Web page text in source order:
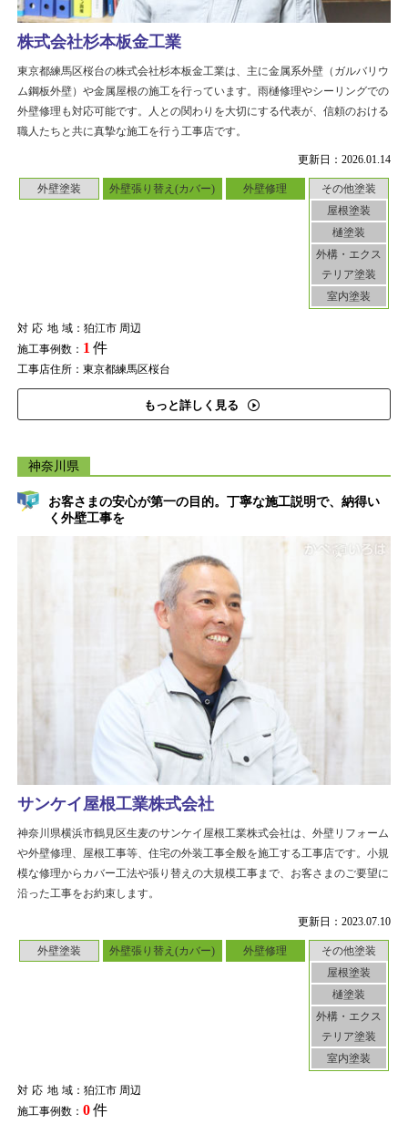
更新日：2026.01.14
外壁塗装 外壁張り替え(カバー) 外壁修理
その他塗装
屋根塗装
樋塗装
外構・エクス
テリア塗装
室内塗装
対応地域：狛江市 周辺
施工事例数： 1 件
工事店住所：東京都練馬区桜台
もっと詳しく見る
株式会社杉本板金工業
東京都練馬区桜台の株式会社杉本板金工業は、主に金属系外壁（ガルバリウ
ム鋼板外壁）や金属屋根の施工を行っています。雨樋修理やシーリングでの
外壁修理も対応可能です。人との関わりを大切にする代表が、信頼のおける
職人たちと共に真摯な施工を行う工事店です。
神奈川県
お客さまの安心が第一の目的。丁寧な施工説明で、納得い
く外壁工事を
更新日：2023.07.10
外壁塗装 外壁張り替え(カバー) 外壁修理
その他塗装
屋根塗装
樋塗装
外構・エクス
テリア塗装
室内塗装
対応地域：狛江市 周辺
施工事例数： 0件
サンケイ屋根工業株式会社
神奈川県横浜市鶴見区生麦のサンケイ屋根工業株式会社は、外壁リフォーム
や外壁修理、屋根工事等、住宅の外装工事全般を施工する工事店です。小規
模な修理からカバー工法や張り替えの大規模工事まで、お客さまのご要望に
沿った工事をお約束します。